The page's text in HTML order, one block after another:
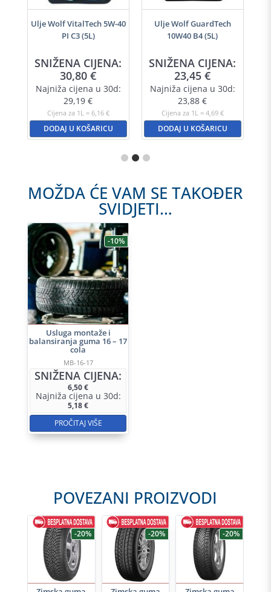
Ulje Wolf VitalTech 5W-40
PI C3 (5L)
SNIŽENA CIJENA:
30,80€
Najniža cijena u 30d:
29,19€
Cijena za 1L = 6,16 €
DODAJ U KOŠARICU
Ulje Wolf GuardTech
10W40 B4 (5L)
SNIŽENA CIJENA:
23,45€
Najniža cijena u 30d:
23,88€
Cijena za 1L = 4,69 €
DODAJ U KOŠARICU
MOŽDA ĆE VAM SE TAKOĐER
SVIDJETI…
-10%
Usluga montaže i
balansiranja guma 16 – 17
cola
SNIŽENA CIJENA:
6,50€
Najniža cijena u 30d:
5,18€
MB-16-17
PROČITAJ VIŠE
POVEZANI PROIZVODI
-20% -20% -20%